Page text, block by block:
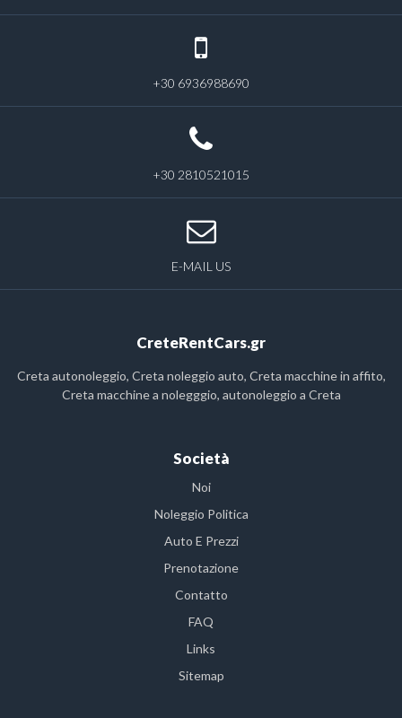
+30 6936988690
+30 2810521015
E-MAIL US
CreteRentCars.gr
Creta autonoleggio, Creta noleggio auto, Creta macchine in affito,
Creta macchine a nolegggio, autonoleggio a Creta
Società
Noi
Noleggio Politica
Auto E Prezzi
Prenotazione
Contatto
FAQ
Links
Sitemap